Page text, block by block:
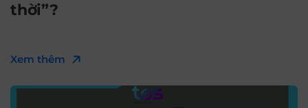
thời”?
Xem thêm